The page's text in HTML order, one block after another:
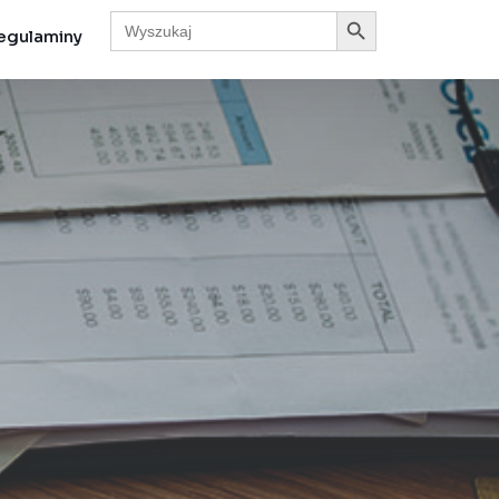
Search
for:
Search Button